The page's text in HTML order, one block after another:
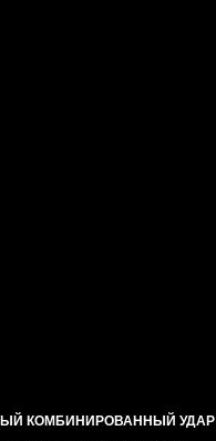
КОМБИНИРОВАННЫЙ УДАР